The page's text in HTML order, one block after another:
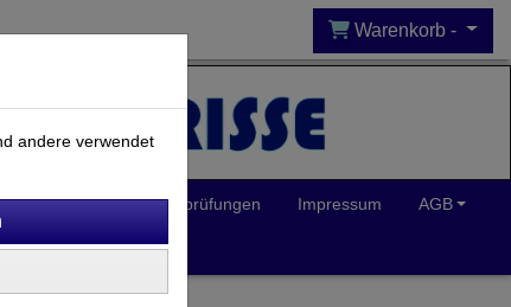
Warenkorb -
Spielplatzprüfungen Impressum AGB
andere verwendet